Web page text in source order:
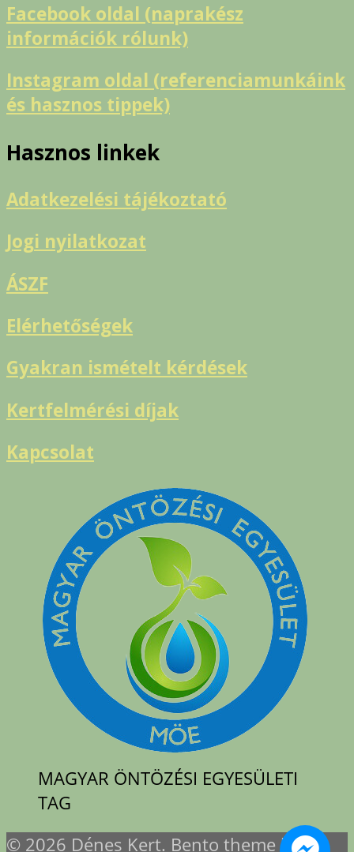
Facebook oldal (naprakész
információk rólunk)
Instagram oldal (referenciamunkáink
és hasznos tippek)
Hasznos linkek
Adatkezelési tájékoztató
Jogi nyilatkozat
ÁSZF
Elérhetőségek
Gyakran ismételt kérdések
Kertfelmérési díjak
Kapcsolat
MAGYAR ÖNTÖZÉSI EGYESÜLETI
TAG
© 2026 Dénes Kert. Bento theme by